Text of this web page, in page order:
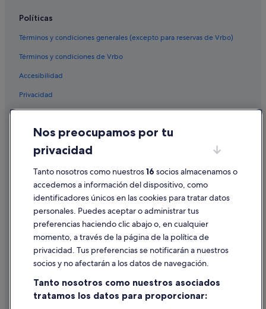
Políticas
Términos y condiciones generales (excepto para reservas de Vrbo)
Términos y condiciones de Vrbo
Accesibilidad
Privacidad
Cookies
Condiciones de uso
Información legal/contacto
Pautas sobre el contenido y cómo denunciar contenido
Ayuda
Cancelar un vuelo
Cancelar una reserva de hotel o de un alquiler vacacional
Utilizar un cupón de Expedia
Nos preocupamos por tu
privacidad
Tanto nosotros como nuestros16 socios almacenamos o
accedemos a información del dispositivo, como
identificadores únicos en las cookies para tratar datos
personales. Puedes aceptar o administrar tus
preferencias haciendo clic abajo o, en cualquier
momento, a través de la página de la política de
privacidad. Tus preferencias se notificarán a nuestros
socios y no afectarán a los datos de navegación.
Tanto nosotros como nuestros asociados
tratamos los datos para proporcionar: